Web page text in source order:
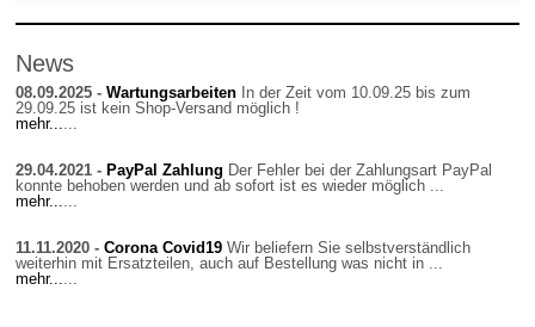
News
08.09.2025 - Wartungsarbeiten In der Zeit vom 10.09.25 bis zum
29.09.25 ist kein Shop-Versand möglich !
mehr......
29.04.2021 - PayPal Zahlung Der Fehler bei der Zahlungsart PayPal
konnte behoben werden und ab sofort ist es wieder möglich ...
mehr......
11.11.2020 - Corona Covid19 Wir beliefern Sie selbstverständlich
weiterhin mit Ersatzteilen, auch auf Bestellung was nicht in ...
mehr......